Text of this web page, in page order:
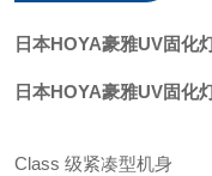
日本HOYA豪雅UV固化
日本HOYA豪雅UV固化
Class 级紧凑型机身